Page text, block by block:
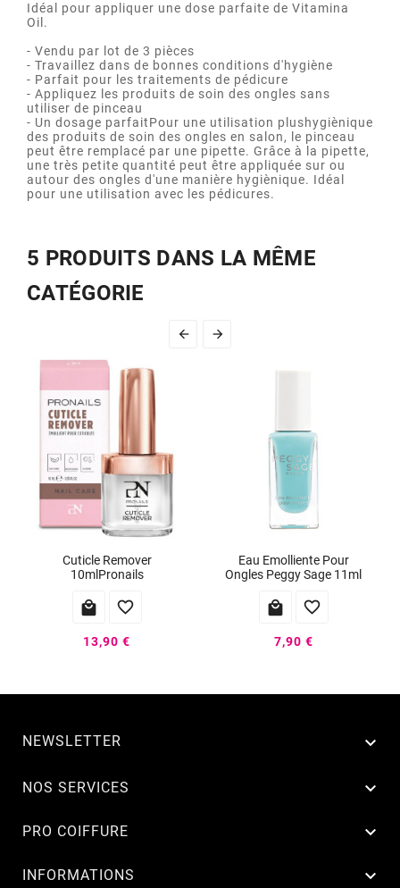
Idéal pour appliquer une dose parfaite de Vitamina
Oil.
- Vendu par lot de 3 pièces
- Travaillez dans de bonnes conditions d'hygiène
- Parfait pour les traitements de pédicure
- Appliquez les produits de soin des ongles sans
utiliser de pinceau
- Un dosage parfaitPour une utilisation plushygiènique
des produits de soin des ongles en salon, le pinceau
peut être remplacé par une pipette. Grâce à la pipette,
une très petite quantité peut être appliquée sur ou
autour des ongles d'une manière hygiènique. Idéal
pour une utilisation avec les pédicures.
5 PRODUITS DANS LA MÊME
CATÉGORIE
 
Cuticle Remover
10mlPronails
 
13,90 €
Eau Emolliente Pour
Ongles Peggy Sage 11ml
 
7,90 €
NEWSLETTER 
NOS SERVICES 
PRO COIFFURE 
INFORMATIONS 